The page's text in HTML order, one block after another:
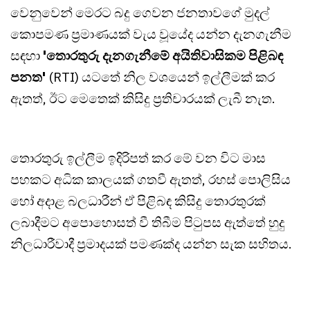
වෙනුවෙන් මෙරට බදු ගෙවන ජනතාවගේ මුදල්
කොපමණ ප්‍රමාණයක් වැය වූයේද යන්න දැනගැනීම
සඳහා 'තොරතුරු දැනගැනීමේ අයිතිවාසිකම පිළිබඳ
පනත' (RTI) යටතේ නිල වශයෙන් ඉල්ලීමක් කර
ඇතත්, ඊට මෙතෙක් කිසිදු ප්‍රතිචාරයක් ලැබී නැත.
තොරතුරු ඉල්ලීම ඉදිරිපත් කර මේ වන විට මාස
පහකට අධික කාලයක් ගතවී ඇතත්, රහස් පොලිසිය
හෝ අදාළ බලධාරීන් ඒ පිළිබඳ කිසිදු තොරතුරක්
ලබාදීමට අපොහොසත් වී තිබීම පිටුපස ඇත්තේ හුදු
නිලධාරීවාදී ප්‍රමාදයක් පමණක්ද යන්න සැක සහිතය.